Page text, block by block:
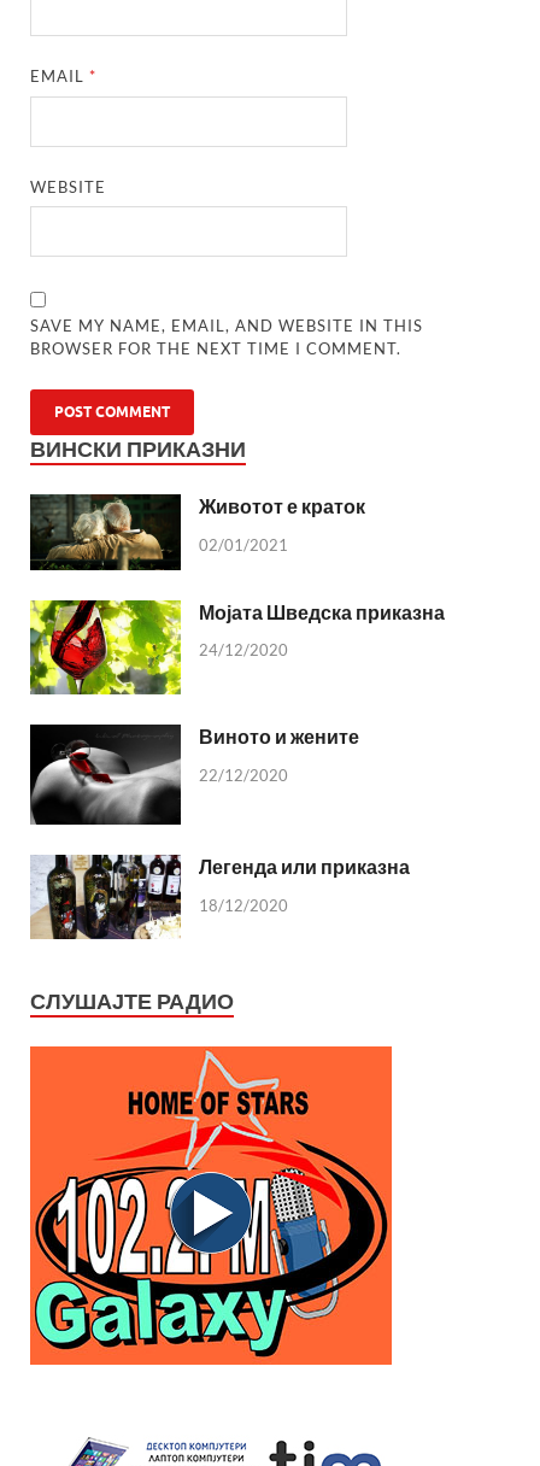
EMAIL*
WEBSITE
SAVE MY NAME, EMAIL, AND WEBSITE IN THIS
BROWSER FOR THE NEXT TIME I COMMENT.
ВИНСКИ ПРИКАЗНИ
Животот е краток
02/01/2021
Мојата Шведска приказна
24/12/2020
Виното и жените
22/12/2020
Легенда или приказна
18/12/2020
СЛУШАЈТЕ РАДИО